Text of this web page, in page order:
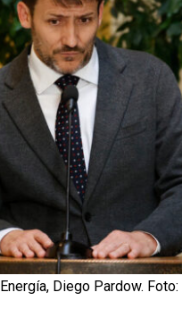
Diego Pardow. Foto: